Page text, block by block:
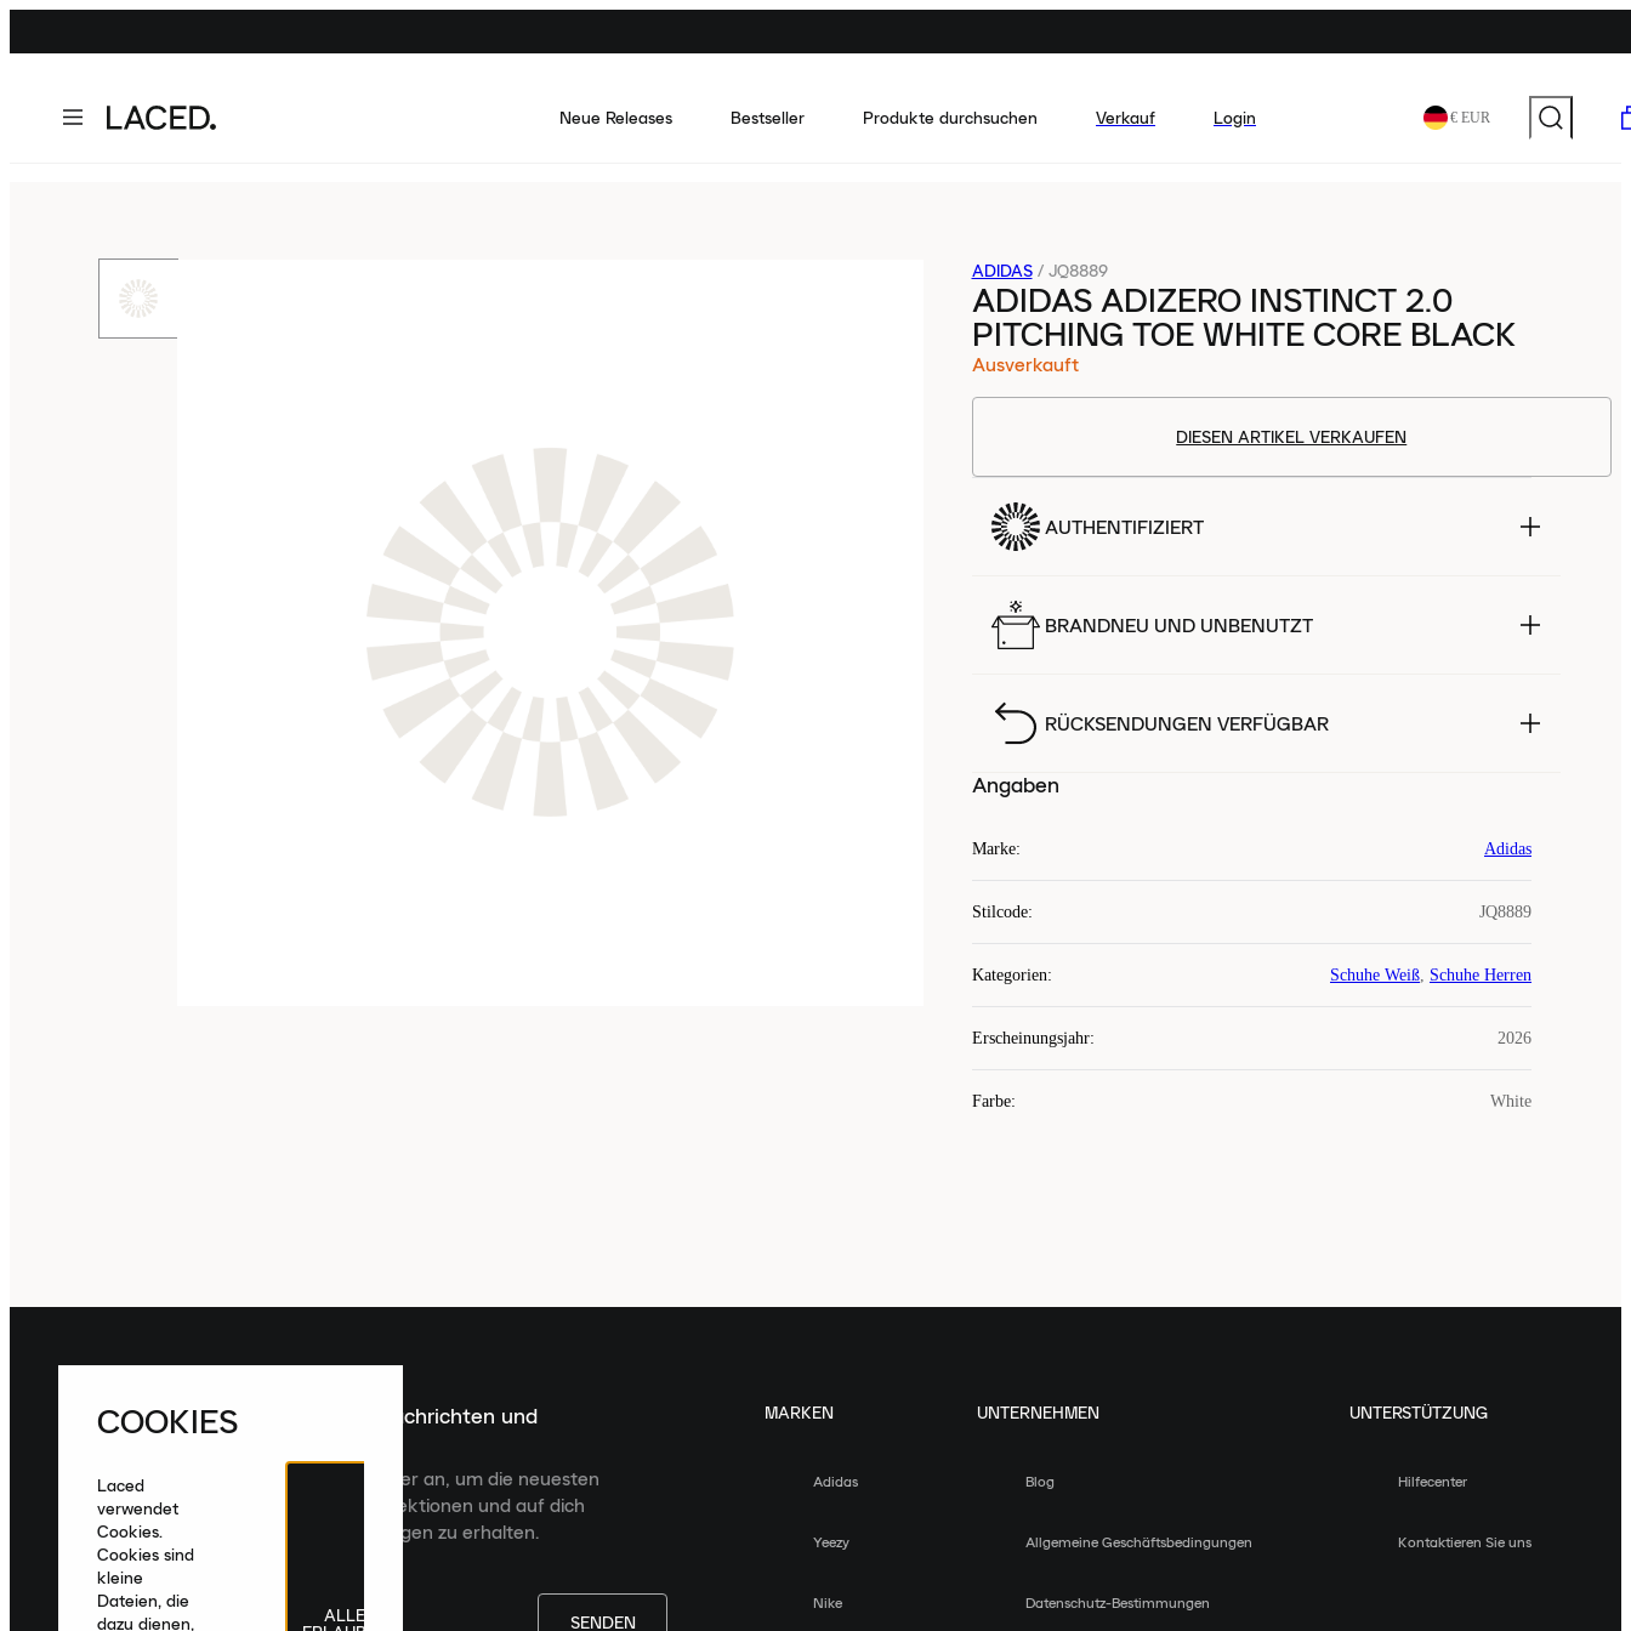
Neue Releases Bestseller Produkte durchsuchen Verkauf Login € EUR
ADIDAS / JQ8889
ADIDAS ADIZERO INSTINCT 2.0
PITCHING TOE WHITE CORE BLACK
Ausverkauft
DIESEN ARTIKEL VERKAUFEN
AUTHENTIFIZIERT
BRANDNEU UND UNBENUTZT
RÜCKSENDUNGEN VERFÜGBAR
Angaben
Marke: Adidas
Stilcode: JQ8889
Kategorien: Schuhe Weiß, Schuhe Herren
Erscheinungsjahr: 2026
Farbe: White
Melde dich für die neuesten Nachrichten und
Veröffentlichungen an
Melde dich für den Laced Newsletter an, um die neuesten
Veröffentlichungen, kuratierte Kollektionen und auf dich
zugeschnittene Produktempfehlungen zu erhalten.
SENDEN
MARKEN
Adidas
Yeezy
Nike
UNTERNEHMEN
Blog
Allgemeine Geschäftsbedingungen
Datenschutz-Bestimmungen
UNTERSTÜTZUNG
Hilfecenter
Kontaktieren Sie uns
COOKIES
Laced
verwendet
Cookies.
Cookies sind
kleine
Dateien, die
dazu dienen,
ALLE